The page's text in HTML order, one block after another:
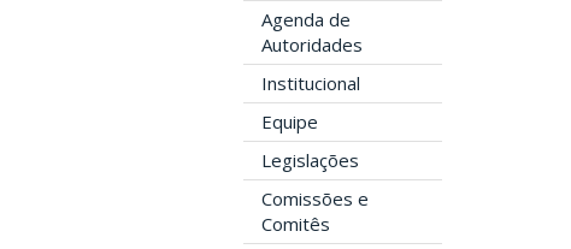
Agenda de
Autoridades
Institucional
Equipe
Legislações
Comissões e
Comitês